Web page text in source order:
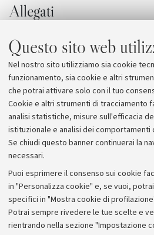
Questo sito web
Nel nostro sito utilizziamo sia cookie
funzionamento, sia cookie e altri
che potrai attivare solo con il tuo
Cookie e altri strumenti di tracciamento
analisi statistiche, misure sull'efficacia
istituzionale e analisi dei comportamenti
Se chiudi questo banner continuerai la
necessari.
Puoi esprimere il consenso sui cookie
in "Personalizza cookie" e, se vuoi,
specifici in "Mostra cookie di
Potrai sempre rivedere le tue scelte e
rientrando nella sezione "Impostazione
Allegati
Programma Cinema
Programma Teatro
Archivio
Comunicati
Redazione
Rassegna